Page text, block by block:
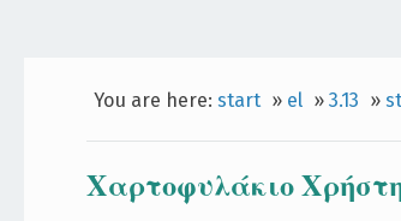
You are here: start » el » 3.13 »
Χαρτοφυλάκιο